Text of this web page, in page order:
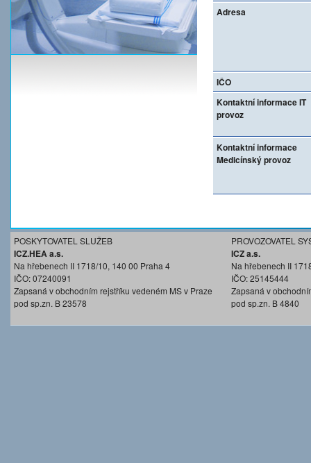
Adresa
IČO
Kontaktní informace IT
provoz
Kontaktní informace
Medicínský provoz
POSKYTOVATEL SLUŽEB
ICZ.HEA a.s.
Na hřebenech II 1718/10, 140 00 Praha 4
IČO: 07240091
Zapsaná v obchodním rejstříku vedeném MS v Praze
pod sp.zn. B 23578
PROVOZOVATEL
ICZ a.s.
Na hřebenech II
IČO: 25145444
Zapsaná v
pod sp.zn. B 4840